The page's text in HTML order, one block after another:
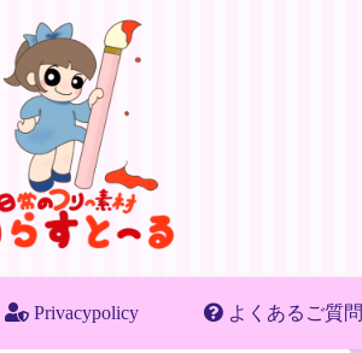
Privacypolicy よくあるご質問